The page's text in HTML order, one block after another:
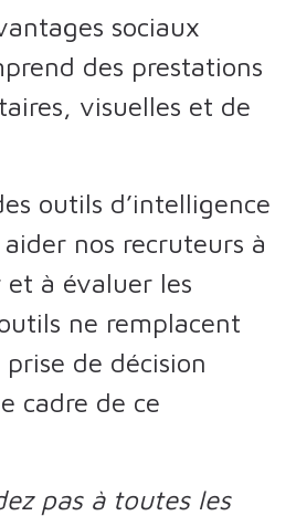
sociaux
des prestations
visuelles et de
outils d’intelligence
nos recruteurs à
et à évaluer les
ne remplacent
de décision
cadre de ce
pas à toutes les